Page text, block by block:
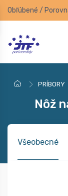
Obľúbené /
PRÍBORY
Nôž
Všeobecné